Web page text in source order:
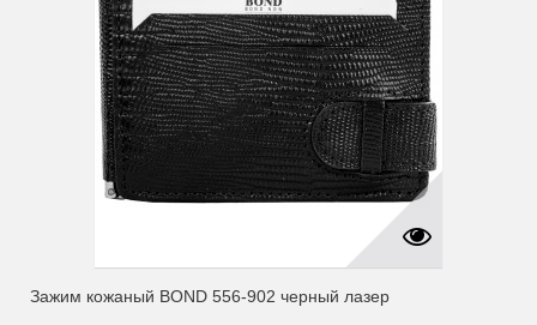
Зажим кожаный BOND 556-902 черный лазер